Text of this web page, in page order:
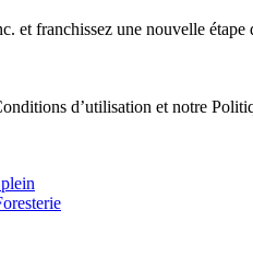
et franchissez une nouvelle étape
d’utilisation et notre